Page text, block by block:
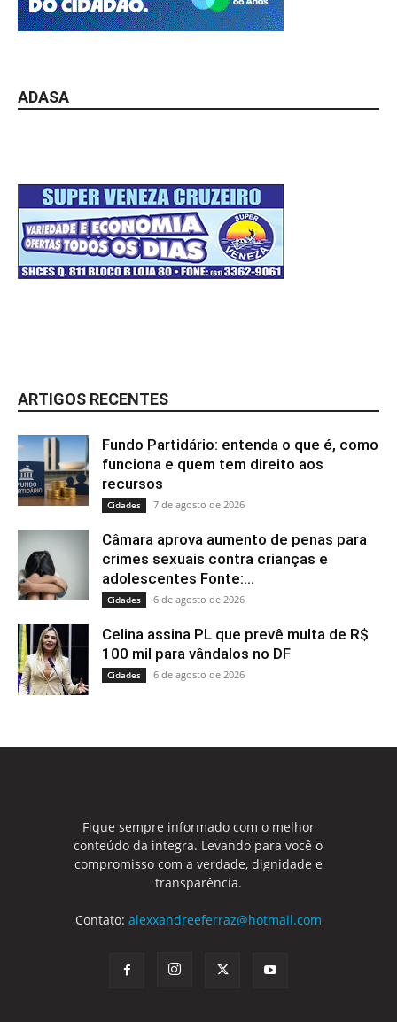
ADASA
ARTIGOS RECENTES
Fundo Partidário: entenda o que é, como
funciona e quem tem direito aos
recursos
Cidades 7 de agosto de 2026
Câmara aprova aumento de penas para
crimes sexuais contra crianças e
adolescentes Fonte:...
Cidades 6 de agosto de 2026
Celina assina PL que prevê multa de R$
100 mil para vândalos no DF
Cidades 6 de agosto de 2026
Fique sempre informado com o melhor
conteúdo da integra. Levando para você o
compromisso com a verdade, dignidade e
transparência.
Contato: alexxandreeferraz@hotmail.com